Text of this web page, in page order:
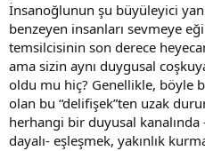
İnsanoğlunun şu büyüleyici
benzeyen insanları sevmeye
temsilcisinin son derece
ama sizin aynı duygusal
oldu mu hiç? Genellikle, böyle
olan bu “delifişek”ten uzak
herhangi bir duyusal
dayalı- eşleşmek, yakınlık